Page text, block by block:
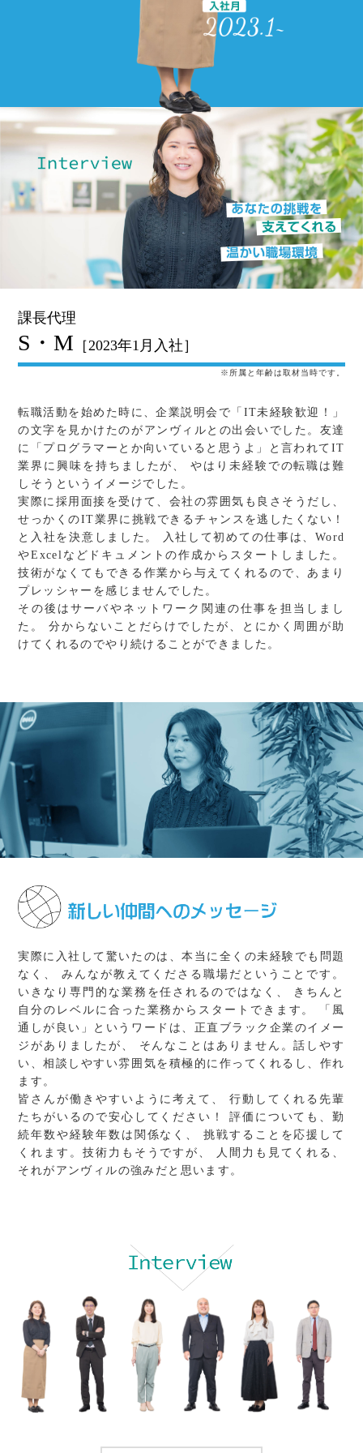
課長代理
S・M ［2023年1月入社］
※所属と年齢は取材当時です。
転職活動を始めた時に、企業説明会で「IT未経験歓迎！」
の文字を見かけたのがアンヴィルとの出会いでした。友達
に「プログラマーとか向いていると思うよ」と言われてIT
業界に興味を持ちましたが、 やはり未経験での転職は難
しそうというイメージでした。
実際に採用面接を受けて、会社の雰囲気も良さそうだし、
せっかくのIT業界に挑戦できるチャンスを逃したくない！
と入社を決意しました。
入社して初めての仕事は、Word
やExcelなどドキュメントの作成からスタートしました。
技術がなくてもできる作業から与えてくれるので、あまり
プレッシャーを感じませんでした。
その後はサーバやネットワーク関連の仕事を担当しまし
た。
分からないことだらけでしたが、とにかく周囲が助
けてくれるのでやり続けることができました。
実際に入社して驚いたのは、本当に全くの未経験でも問題
なく、
みんなが教えてくださる職場だということです。
いきなり専門的な業務を任されるのではなく、
きちんと
自分のレベルに合った業務からスタートできます。
「風
通しが良い」というワードは、正直ブラック企業のイメー
ジがありましたが、
そんなことはありません。話しやす
い、相談しやすい雰囲気を積極的に作ってくれるし、作れ
ます。
皆さんが働きやすいように考えて、
行動してくれる先輩
たちがいるので安心してください！
評価についても、勤
続年数や経験年数は関係なく、
挑戦することを応援して
くれます。技術力もそうですが、
人間力も見てくれる、
それがアンヴィルの強みだと思います。